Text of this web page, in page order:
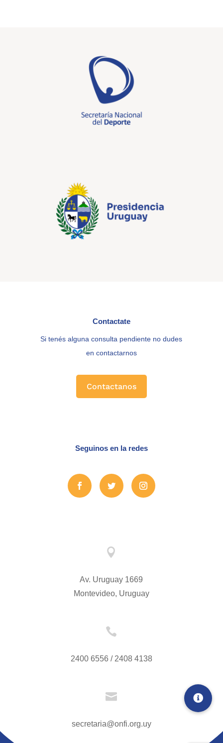
Contactate
Si tenés alguna consulta pendiente no dudes
en contactarnos
Contactanos
Seguinos en la redes

Av. Uruguay 1669
Montevideo, Uruguay

2400 6556 / 2408 4138

secretaria@onfi.org.uy